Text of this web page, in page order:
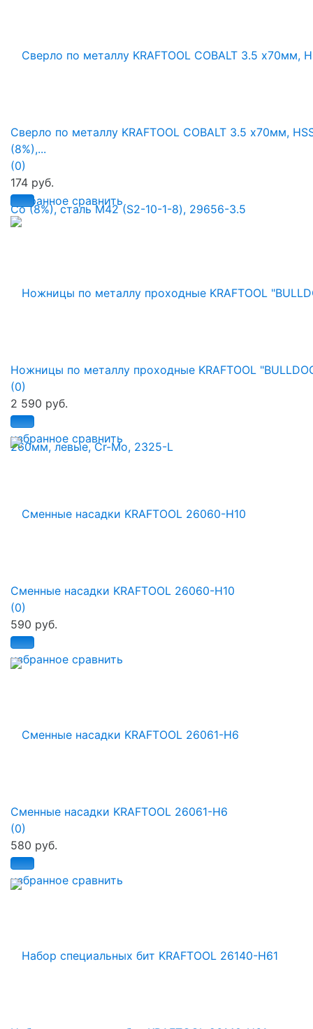
избранное сравнить
Сверло по металлу KRAFTOOL COBALT 3.5 х70мм,
(8%),...
(0)
174 руб.
избранное сравнить
Ножницы по металлу проходные KRAFTOOL
(0)
2 590 руб.
избранное сравнить
Сменные насадки KRAFTOOL 26060-H10
(0)
590 руб.
избранное сравнить
Сменные насадки KRAFTOOL 26061-H6
(0)
580 руб.